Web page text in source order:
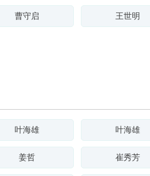
曹守启 王世明
叶海雄 叶海雄
姜哲 崔秀芳